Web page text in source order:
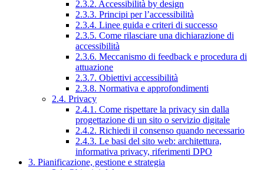
2.3.2. Accessibilità by design
2.3.3. Principi per l’accessibilità
2.3.4. Linee guida e criteri di successo
2.3.5. Come rilasciare una dichiarazione di
accessibilità
2.3.6. Meccanismo di feedback e procedura di
attuazione
2.3.7. Obiettivi accessibilità
2.3.8. Normativa e approfondimenti
2.4. Privacy
2.4.1. Come rispettare la privacy sin dalla
progettazione di un sito o servizio digitale
2.4.2. Richiedi il consenso quando necessario
2.4.3. Le basi del sito web: architettura,
informativa privacy, riferimenti DPO
3. Pianificazione, gestione e strategia